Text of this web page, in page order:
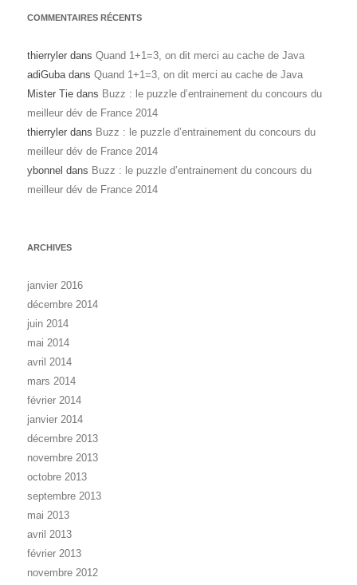
COMMENTAIRES RÉCENTS
thierryler dans Quand 1+1=3, on dit merci au cache de Java
adiGubadans Quand 1+1=3, on dit merci au cache de Java
Mister Tie dans Buzz : le puzzle d’entrainement du concours du
meilleur dév de France 2014
thierryler dans Buzz : le puzzle d’entrainement du concours du
meilleur dév de France 2014
ybonnel dans Buzz : le puzzle d’entrainement du concours du
meilleur dév de France 2014
ARCHIVES
janvier 2016
décembre 2014
juin 2014
mai 2014
avril 2014
mars 2014
février 2014
janvier 2014
décembre 2013
novembre 2013
octobre 2013
septembre 2013
mai 2013
avril 2013
février 2013
novembre 2012